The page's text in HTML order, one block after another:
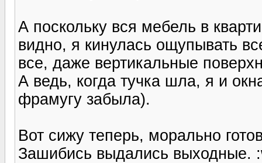
А поскольку вся мебель в
видно, я кинулась ощупывать
все, даже вертикальные
А ведь, когда тучка шла, я и
фрамугу забыла).
Вот сижу теперь, морально
Зашибись выдались выходные.